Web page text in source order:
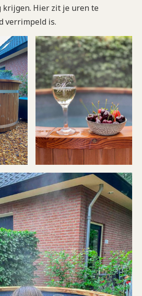
krijgen. Hier zit je uren te
verrimpeld is.